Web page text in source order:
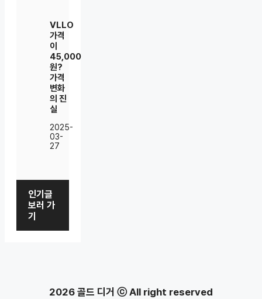
VLLO
가격
이
45,000
원?
가격
변화
의 진
실
2025-
03-
27
인기글
보러 가
기
2026 골드 디거 ⓒ All right reserved